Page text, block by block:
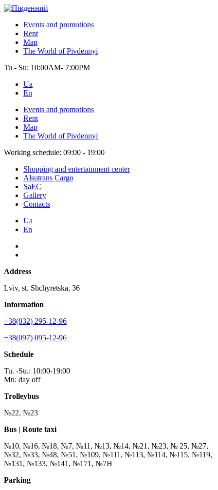
Events and promotions
Rent
Map
The World of Pivdennyi
Tu - Su: 10:00AM- 7:00PM
Ua
En
Events and promotions
Rent
Map
The World of Pivdennyi
Working schedule: 09:00 - 19:00
Shopping and entertainment center
Alsutrans Cargo
SaEC
Gallery
Contacts
Ua
En
Address
Lviv, st. Shchyretska, 36
Information
+38(032) 295-12-96
+38(097) 095-12-96
Schedule
Tu. -Su.: 10:00-19:00
Mn: day off
Trolleybus
№22, №23
Bus | Route taxi
№10, №16, №18, №7, №11, №13, №14, №21, №23, № 25, №27,
№32, №33, №48, №51, №109, №111, №113, №114, №115, №119,
№131, №133, №141, №171, №7Н
Parking